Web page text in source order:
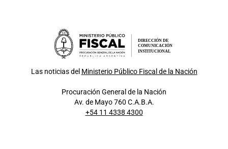
DIRECCIÓN DE
COMUNICACIÓN
INSTITUCIONAL
Las noticias del Ministerio Público Fiscal de la Nación
Procuración General de la Nación
Av. de Mayo 760 C.A.B.A.
+54 11 4338 4300